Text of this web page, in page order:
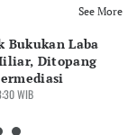
See More
Bukukan Laba
Ditopang
WIB